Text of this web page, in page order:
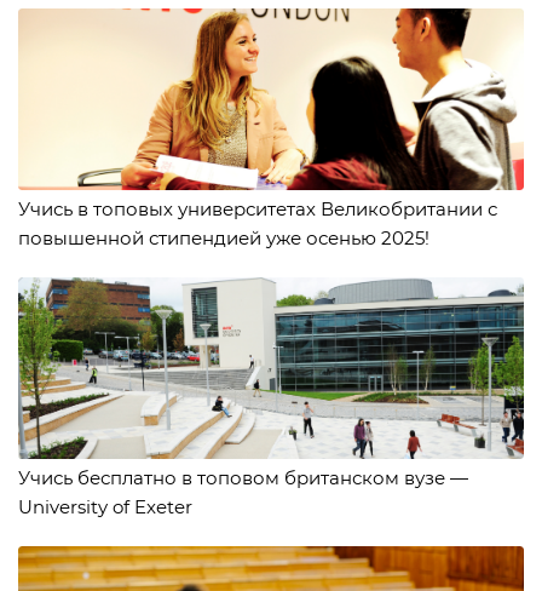
Учись в топовых университетах Великобритании с
повышенной стипендией уже осенью 2025!
Учись бесплатно в топовом британском вузе —
University of Exeter